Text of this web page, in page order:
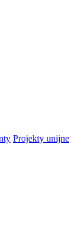
Projekty unijne